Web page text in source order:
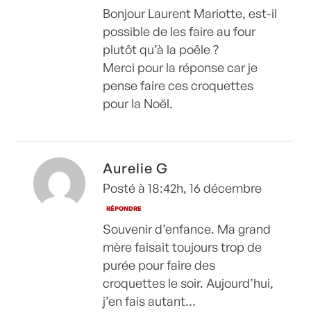
Bonjour Laurent Mariotte, est-il
possible de les faire au four
plutôt qu’à la poêle ?
Merci pour la réponse car je
pense faire ces croquettes
pour la Noël.
Aurelie G
Posté à 18:42h, 16 décembre
RÉPONDRE
Souvenir d’enfance. Ma grand
mère faisait toujours trop de
purée pour faire des
croquettes le soir. Aujourd’hui,
j’en fais autant…